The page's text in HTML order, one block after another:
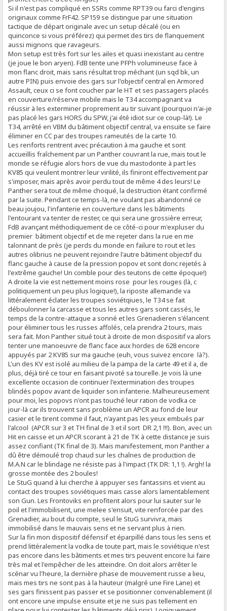
Si il n'est pas compliqué en SSRs comme RPT39 ou farci d'engins
originaux comme FrF42. SP159 se distingue par une situation
tactique de départ originale avec un setup décalé (ou en
quinconce si vous préférez) qui permet des tirs de flanquement
aussi mignons que ravageurs.
Mon setup est très fort sur les ailes et quasi inexistant au centre
(je joue le bon aryen). FdB tente une PFPh volumineuse face à
mon flanc droit, mais sans résultat trop méchant (un sqd bk, un
autre PIN) puis envoie des gars sur l'objectif central en Armored
Assault, ceux ci se font coucher par le HT et ses passagers placés
en couverture/réserve mobile mais le T34 accompagnant va
réussir à les exterminer proprement au tir suivant (pourquoi n'ai-je
pas placé les gars HORS du SPW, j'ai été idiot sur ce coup-là!). Le
T34, arrêté en VBM du bâtiment objectif central, va ensuite se faire
éliminer en CC par des troupes rameutés de la carte 10.
Les renforts rentrent avec précaution à ma gauche et sont
accueillis fraîchement par un Panther couvrant la rue, mais tout le
monde se réfugie alors hors de vue du mastodonte à part les
KV85 qui veulent montrer leur virilité, ils finiront effectivement par
s'imposer, mais après avoir perdu tout de même 4 des leurs! Le
Panther sera tout de même choqué, la destruction étant confirmé
par la suite. Pendant ce temps-là, ne voulant pas abandonné ce
beau joujou, l'infanterie en couverture dans les bâtiments
l'entourant va tenter de rester, ce qui sera une grossière erreur,
FdB avançant méthodiquement de ce côté-ci pour m'expluser du
premier bâtiment objectif et de me rejeter dans la rue en me
talonnant de près (je perds du monde en failure to rout et les
autres olibrius ne peuvent rejoindre l'autre bâtiment objectif du
flanc gauche à cause de la pression popov et sont donc rejetés à
l'extrême gauche! Un comble pour des teutons de cette époque!)
A droite la vie est nettement moins rose pour les rouges (là, c
politiquement un peu plus logique!), la riposte allemande va
littéralement éclater les troupes soviétqiues, le T34 se fait
déboulonner la carcasse et tous les autres gars sont cassés, le
temps de la contre-attaque a sonné et les Grenadieren s'élancent
pour éliminer tous les russes affolés, cela prendra 2 tours, mais
sera fait. Mon Panther situé tout à droite de mon dispositif va alors
tenter une manoeuvre de flanc face aux hordes de 628 encore
appuyés par 2 KV85 sur ma gauche (euh, vous suivez encore là?).
L'un des KV est isolé au milieu de la pampa de la carte 49 et il a, de
plus, déjà tiré ce tour en faisant pivoté sa tourelle. Je vois là une
excellente occasion de continuer l'extermination des troupes
blindés popov avant de liquider son infanterie. Malheureusement
pour moi, les popovs n'ont pas touché leur ration de vodka ce
jour-là car ils trouvent sans problème un APCR au fond de leur
casier et le tirent comme il faut, n'ayant pas les yeux embués par
l'alcool (APCR sur 3 et TH final de 3 et il sort DR 2,1 !!!). Bon, avec un
Hit en caisse et un APCR scorant à 21 de TK à cette distance je suis
assez confiant (TK final de 3). Mais manifestement, mon Panther a
dû être démoulé trop chaud sur les chaînes de production de
M.A.N car le blindage ne résiste pas à l'impact (TK DR: 1,1 !). Argh! la
grosse montée des 2 boules!
Le StuG quand à lui cherche à appuyer ses fantassins et vient au
contact des troupes soviétiques mais casse alors lamentablement
son Gun. Les Frontoviks en profitent alors pour lui sauter sur le
poil et l'immobilisent, une melee s'ensuit, vite renforcée par des
Grenadier, au bout du compte, seul le StuG survivra, mais
immobilisé dans le mauvais sens et ne servant plus à rien.
Sur la fin mon dispositif défensif et éparpillé dans tous les sens et
prend littéralement la vodka de toute part, mais le soviétique n'est
pas encore dans les bâtiments et mes tirs peuvent encore lui faire
très mal et l'empêcher de les atteindre. On doit alors arrêter le
scénar vu l'heure, la dernière phase de mouvement russe a lieu,
mais mes tirs ne sont pas à la hauteur (malgré une Fire Lane) et
ses gars finissent pas passer et se positionner convenablement (il
ont encore une impulse ensuite et je ne suis pas tellement en